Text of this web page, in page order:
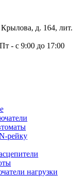
д. 164, лит.
- с 9:00 до 17:00
рейку
нагрузки